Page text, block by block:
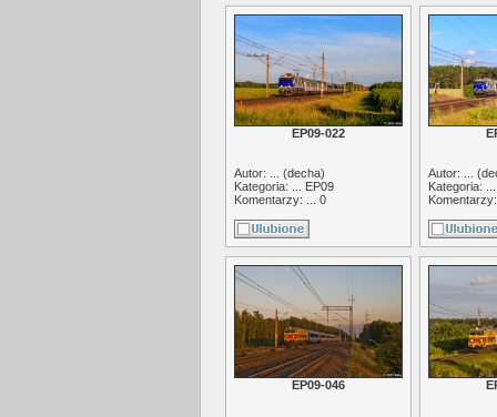
EP09-022
Autor: ... (decha)
Kategoria: ... EP09
Komentarzy: ... 0
Autor: ... (
Kategoria:
EP09-046